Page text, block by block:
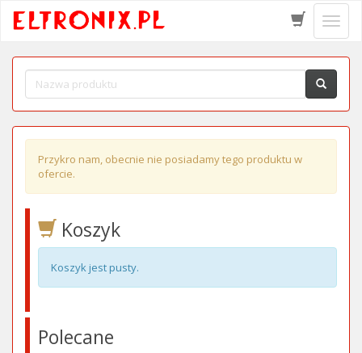
menu
Przykro nam, obecnie nie posiadamy tego produktu w
ofercie.
Koszyk
Koszyk jest pusty.
Polecane